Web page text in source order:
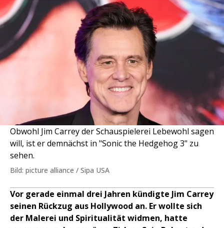
Obwohl Jim Carrey der Schauspielerei Lebewohl sagen
will, ist er demnächst in "Sonic the Hedgehog 3" zu
sehen.
Bild: picture alliance / Sipa USA
Vor gerade einmal drei Jahren kündigte Jim Carrey
seinen Rückzug aus Hollywood an. Er wollte sich
der Malerei und Spiritualität widmen, hatte